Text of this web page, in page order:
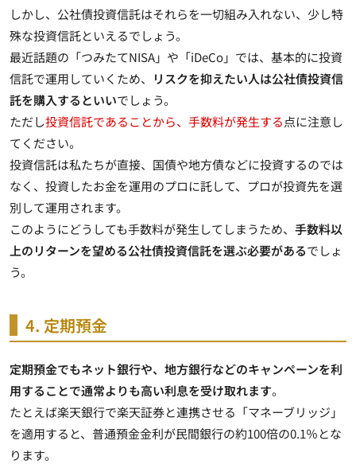
しかし、公社債投資信託はそれらを一切組み入れない、少し特
殊な投資信託といえるでしょう。
最近話題の「つみたてNISA」や「iDeCo」では、基本的に投資
信託で運用していくため、
リスクを抑えたい人は公社債投資信
託を購入するといいでしょう。
ただし投資信託であることから、手数料が発生する点に注意し
てください。
投資信託は私たちが直接、国債や地方債などに投資するのでは
なく、投資したお金を運用のプロに託して、プロが投資先を選
別して運用されます。
このようにどうしても手数料が発生してしまうため、 手数料以
上のリターンを望める公社債投資信託を選ぶ必要があるでしょ
う。
4. 定期預金
定期預金でもネット銀行や、地方銀行などのキャンペーンを利
用することで通常よりも高い利息を受け取れます。
たとえば楽天銀行で楽天証券と連携させる「マネーブリッジ」
を適用すると、普通預金金利が民間銀行の約100倍の0.1％とな
ります。